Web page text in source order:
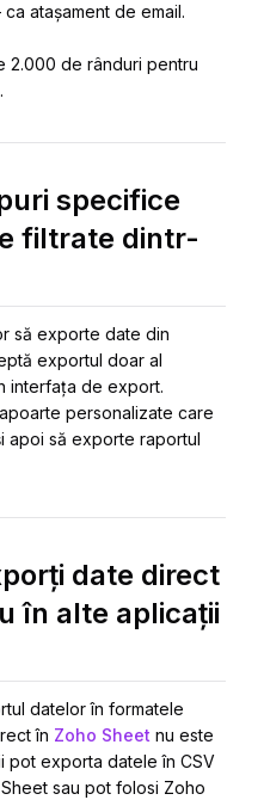
atașament de email.
2.000 de rânduri pentru
specifice
filtrate dintr-
să exporte date din
exportul doar al
interfața de export.
personalizate care
apoi să exporte raportul
date direct
în alte aplicații
datelor în formatele
în Zoho Sheet nu este
pot exporta datele în CSV
sau pot folosi Zoho